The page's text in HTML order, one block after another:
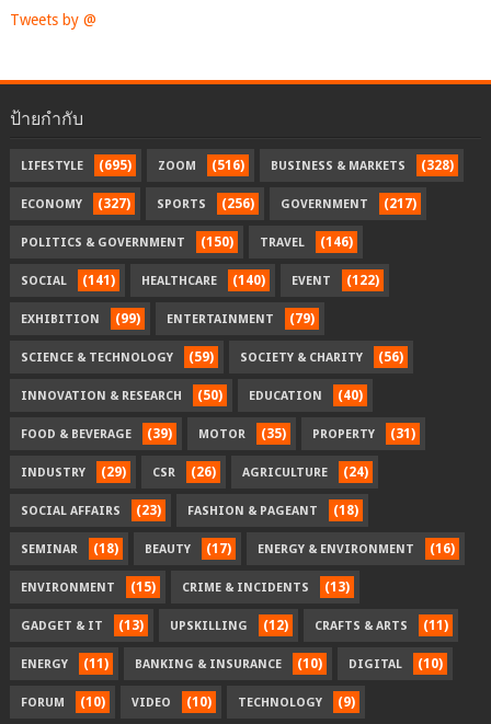
Tweets by @
ป้ายกำกับ
LIFESTYLE (695) ZOOM (516) BUSINESS & MARKETS (328)
ECONOMY (327) SPORTS (256) GOVERNMENT (217)
POLITICS & GOVERNMENT (150) TRAVEL (146)
SOCIAL (141) HEALTHCARE (140) EVENT (122)
EXHIBITION (99) ENTERTAINMENT (79)
SCIENCE & TECHNOLOGY (59) SOCIETY & CHARITY (56)
INNOVATION & RESEARCH (50) EDUCATION (40)
FOOD & BEVERAGE (39) MOTOR (35) PROPERTY (31)
INDUSTRY (29) CSR (26) AGRICULTURE (24)
SOCIAL AFFAIRS (23) FASHION & PAGEANT (18)
SEMINAR (18) BEAUTY (17) ENERGY & ENVIRONMENT (16)
ENVIRONMENT (15) CRIME & INCIDENTS (13)
GADGET & IT (13) UPSKILLING (12) CRAFTS & ARTS (11)
ENERGY (11) BANKING & INSURANCE (10) DIGITAL (10)
FORUM (10) VIDEO (10) TECHNOLOGY (9)